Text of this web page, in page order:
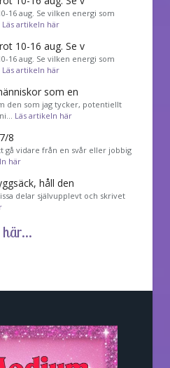
16 aug. Se vilken energi som
Läs artikeln här
10-16 aug. Se v
16 aug. Se vilken energi som
Läs artikeln här
som en
den som jag tycker, potentiellt
Läs artikeln här
8
gå vidare från en svår eller jobbig
här
håll den
delar självupplevt och skrivet